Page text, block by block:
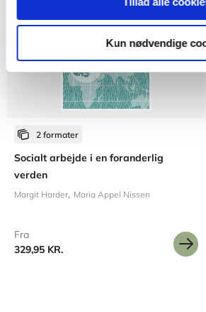
Kun nødvendige
2 formater
Socialt arbejde i en foranderlig
verden
Margit Harder Maria Appel Nissen
Fra
329,95 KR.